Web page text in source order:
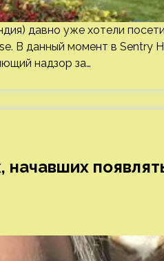
давно уже хотели
В данный момент в Sentry
надзор за…